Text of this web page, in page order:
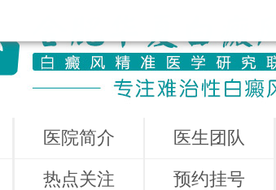
医院简介 医生团队
热点关注 预约挂号